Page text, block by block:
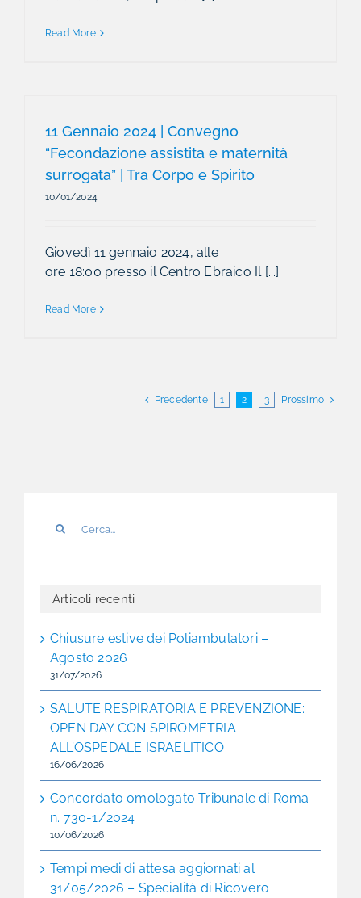
Read More
11 Gennaio 2024 | Convegno
“Fecondazione assistita e maternità
surrogata” | Tra Corpo e Spirito
10/01/2024
Giovedì 11 gennaio 2024, alle
ore 18:00 presso il Centro Ebraico Il [...]
Read More
Precedente 1 2 3 Prossimo
per:
Articoli recenti
Chiusure estive dei Poliambulatori –
Agosto 2026
31/07/2026
SALUTE RESPIRATORIA E PREVENZIONE:
OPEN DAY CON SPIROMETRIA
ALL’OSPEDALE ISRAELITICO
16/06/2026
Concordato omologato Tribunale di Roma
n. 730-1/2024
10/06/2026
Tempi medi di attesa aggiornati al
31/05/2026 – Specialità di Ricovero